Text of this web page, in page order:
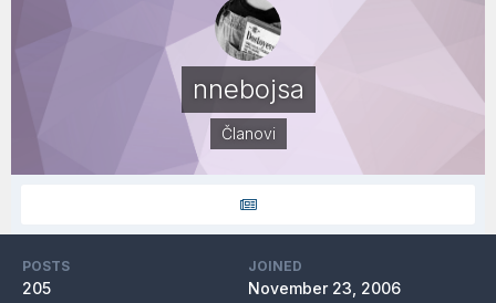
nnebojsa
Članovi
POSTS
205
JOINED
November 23, 2006